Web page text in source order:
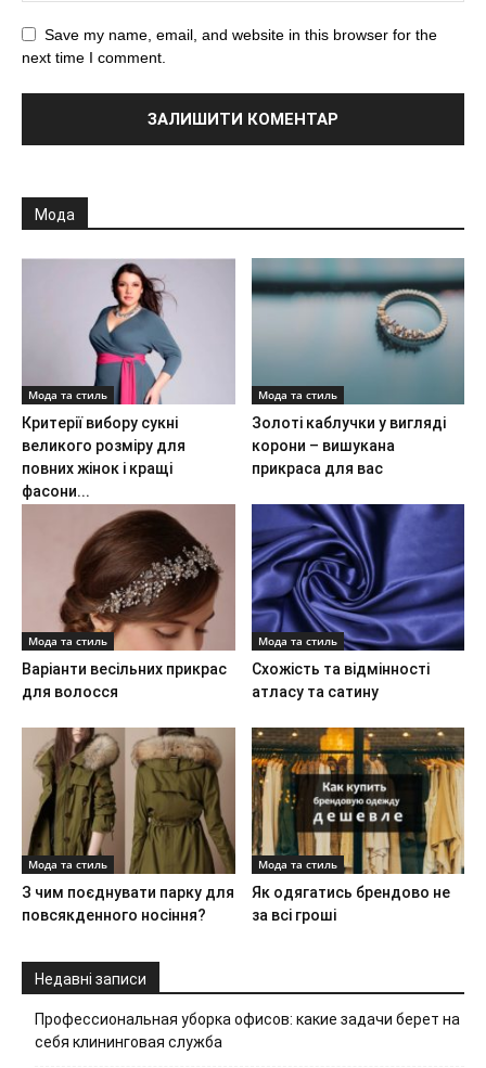
Save my name, email, and website in this browser for the
next time I comment.
Мода
Мода та стиль
Критерії вибору сукні
великого розміру для
повних жінок і кращі
фасони...
Мода та стиль
Золоті каблучки у вигляді
корони – вишукана
прикраса для вас
Мода та стиль
Варіанти весільних прикрас
для волосся
Мода та стиль
Схожість та відмінності
атласу та сатину
Мода та стиль
З чим поєднувати парку для
повсякденного носіння?
Мода та стиль
Як одягатись брендово не
за всі гроші
Недавні записи
Профессиональная уборка офисов: какие задачи берет на
себя клининговая служба